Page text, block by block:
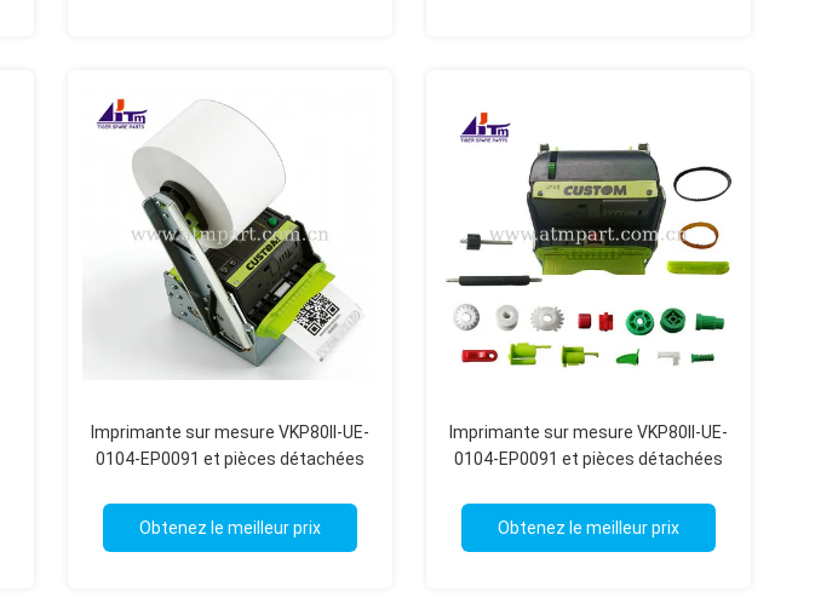
Imprimante sur mesure VKP80II-UE-
0104-EP0091 et pièces détachées
Obtenez le meilleur prix
Imprimante sur mesure VKP80II-UE-
0104-EP0091 et pièces détachées
Obtenez le meilleur prix